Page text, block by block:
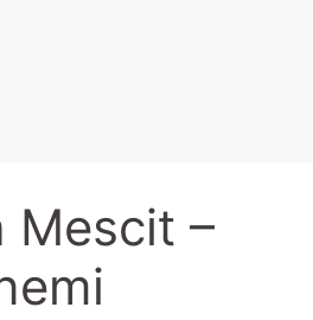
Mescit –